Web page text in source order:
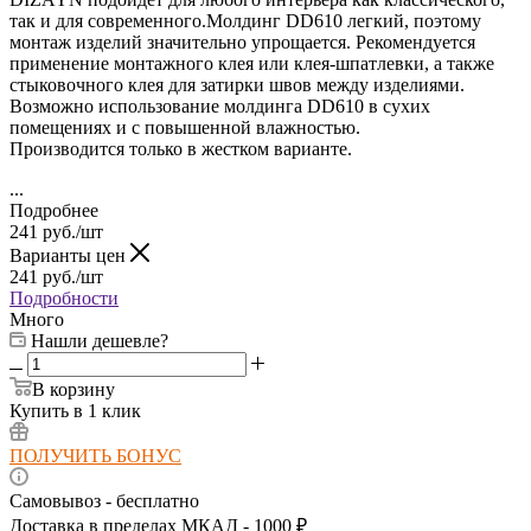
так и для современного.Молдинг DD610 легкий, поэтому
монтаж изделий значительно упрощается. Рекомендуется
применение монтажного клея или клея-шпатлевки, а также
стыковочного клея для затирки швов между изделиями.
Возможно использование молдинга DD610 в сухих
помещениях и с повышенной влажностью.
Производится только в жестком варианте.
...
Подробнее
241 руб./шт
Варианты цен
241 руб./шт
Подробности
Много
Нашли дешевле?
В корзину
Купить в 1 клик
ПОЛУЧИТЬ БОНУС
Самовывоз - бесплатно
Доставка в пределах МКАД - 1000 ₽